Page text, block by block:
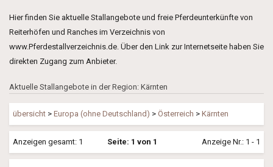
Hier finden Sie aktuelle Stallangebote und freie Pferdeunterkünfte von
Reiterhöfen und Ranches im Verzeichnis von
www.Pferdestallverzeichnis.de. Über den Link zur Internetseite haben Sie
direkten Zugang zum Anbieter.
Aktuelle Stallangebote in der Region: Kärnten
übersicht > Europa (ohne Deutschland) > Österreich > Kärnten
Anzeigen gesamt: 1 Seite: 1 von 1 Anzeige Nr.: 1 - 1